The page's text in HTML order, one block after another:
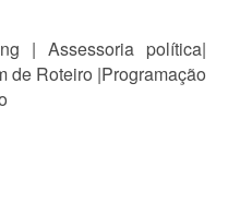
| Assessoria política|
de Roteiro |Programação